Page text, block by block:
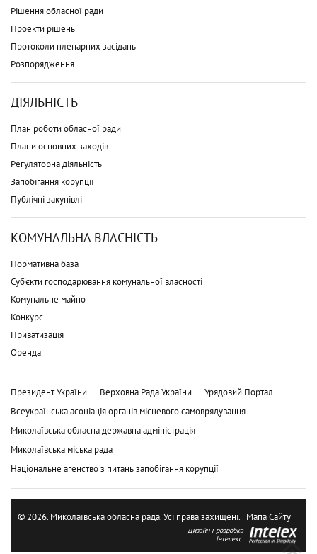
Рішення обласної ради
Проекти рішень
Протоколи пленарних засідань
Розпорядження
ДІЯЛЬНІСТЬ
План роботи обласної ради
Плани основних заходів
Регуляторна діяльність
Запобігання корупції
Публічні закупівлі
КОМУНАЛЬНА ВЛАСНІСТЬ
Нормативна база
Суб'єкти господарювання комунальної власності
Комунальне майно
Конкурс
Приватизація
Оренда
Президент України Верховна Рада України
Урядовий Портал
Всеукраїнська асоціація органів місцевого самоврядування
Миколаївська обласна державна адміністрація
Миколаївська міська рада
Національне агенство з питань запобігання корупції
© 2026. Миколаївська обласна рада. Усі права захищені. | Мапа Сайту
Дизайн і розробка
Інтелекс.